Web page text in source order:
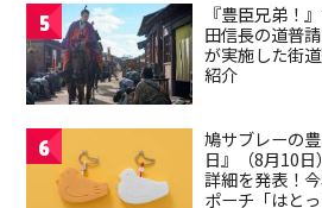
5
『豊臣兄弟！
田信長の道普
が実施した街
紹介
6
鳩サブレーの
日』（8月10
詳細を発表！
ポーチ「はとっ